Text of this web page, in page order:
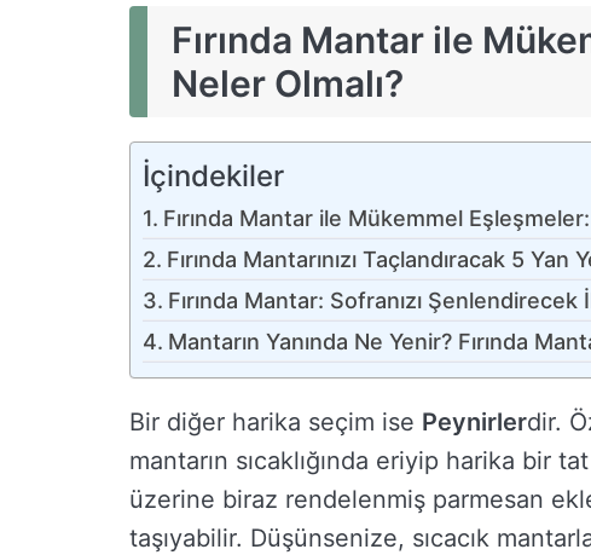
Fırında Mantar ile
Neler Olmalı?
İçindekiler
Fırında Mantar ile Mükemmel Eşleşmeler:
Fırında Mantarınızı Taçlandıracak 5 Yan
Fırında Mantar: Sofranızı Şenlendirecek
Mantarın Yanında Ne Yenir? Fırında
Bir diğer harika seçim ise Peynirlerdir.
mantarın sıcaklığında eriyip harika bir
üzerine biraz rendelenmiş parmesan
taşıyabilir. Düşünsenize, sıcacık